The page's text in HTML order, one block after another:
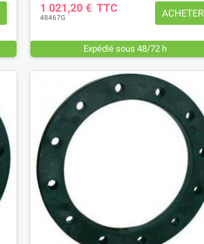
1 021,20 € TTC
48467G ACHETER
Expédié sous 48/72 h